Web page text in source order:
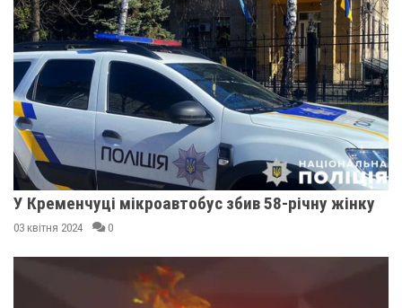
У Кременчуці мікроавтобус збив 58-річну жінку
03 квітня 2024 0